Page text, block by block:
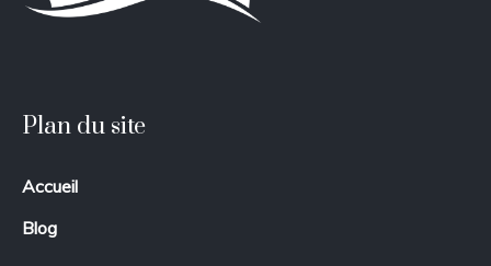
Plan du site
Accueil
Blog